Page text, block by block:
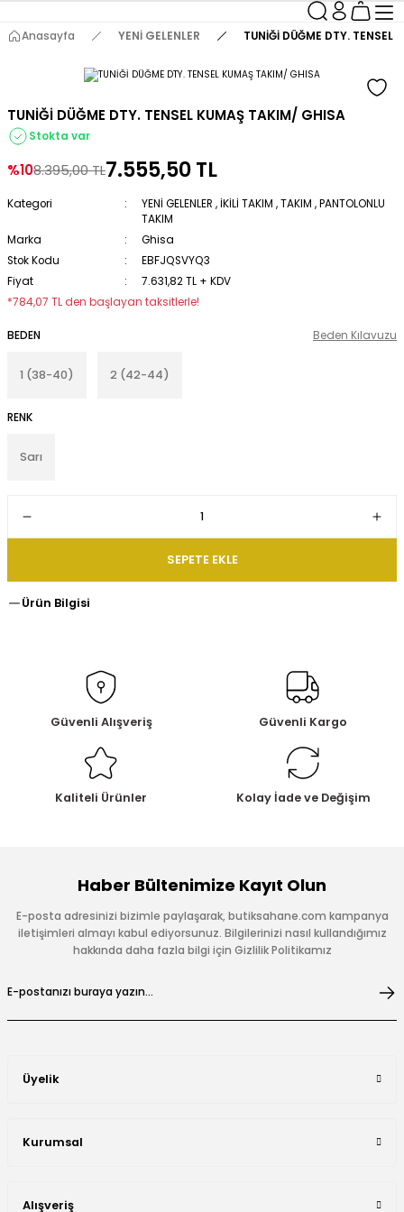
Anasayfa YENİ GELENLER TUNİĞİ DÜĞME DTY.
TUNİĞİ DÜĞME DTY. TENSEL KUMAŞ TAKIM/ GHISA
Stokta var
%108.395,00 TL7.555,50 TL
Kategori YENİ GELENLER , İKİLİ TAKIM ,TAKIM ,PANTOLONLU
TAKIM
Marka
Ghisa
Stok Kodu
EBFJQSVYQ3
Fiyat
7.631,82 TL + KDV
*784,07 TL den başlayan taksitlerle!
BEDEN
1 (38-40) 2 (42-44)
RENK
Sarı
Beden Kılavuzu
SEPETE EKLE
Ürün Bilgisi
Güvenli Alışveriş Güvenli Kargo
Kaliteli Ürünler Kolay İade ve Değişim
Haber Bültenimize Kayıt Olun
E-posta adresinizi bizimle paylaşarak, butiksahane.com kampanya
iletişimleri almayı kabul ediyorsunuz. Bilgilerinizi nasıl kullandığımız
hakkında daha fazla bilgi için Gizlilik Politikamız
Üyelik
Kurumsal
Alışveriş